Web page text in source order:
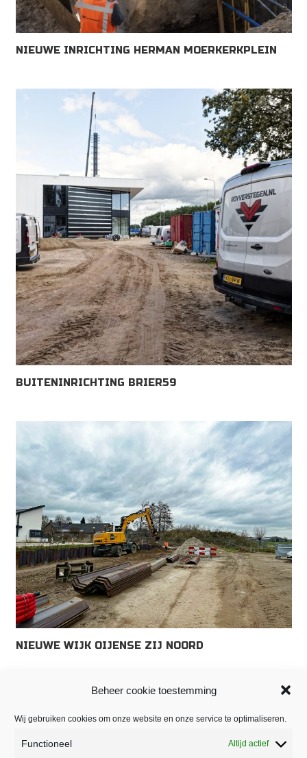
Beheer cookie toestemming
Wij gebruiken cookies om onze website en onze service te optimaliseren.
Functioneel Altijd actief
NIEUWE INRICHTING HERMAN MOERKERKPLEIN
BUITENINRICHTING BRIER59
NIEUWE WIJK OIJENSE ZIJ NOORD
3 4 5